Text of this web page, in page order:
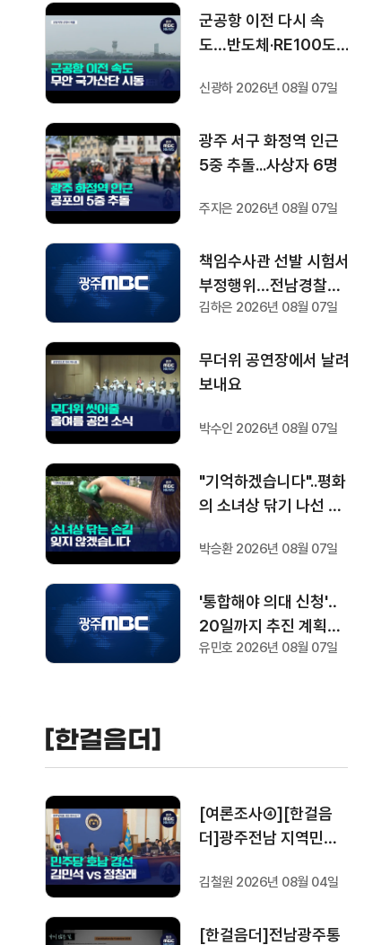
군공항 이전 다시 속
도…반도체·RE100도
신광하 2026년 08월 07일
광주 서구 화정역 인근
5중 추돌...사상자 6명
주지은 2026년 08월 07일
책임수사관 선발 시험서
부정행위…전남경찰청
"감찰 착수"
김하은 2026년 08월 07일
무더위 공연장에서 날려
보내요
박수인 2026년 08월 07일
"기억하겠습니다"..평화
의 소녀상 닦기 나선 학
박승환 2026년 08월 07일
'통합해야 의대 신청'‥
20일까지 추진 계획서
요청
유민호 2026년 08월 07일
[한걸음더]
[여론조사④][한걸음
더]광주전남 지역민들
할까.. 변수는?
김철원 2026년 08월 04일
[한걸음더]전남광주통